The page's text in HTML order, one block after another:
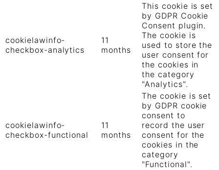
cookielawinfo-
checkbox-analytics
11
months
This cookie is set
by GDPR Cookie
Consent plugin.
The cookie is
used to store the
user consent for
the cookies in
the category
"Analytics".
cookielawinfo-
checkbox-functional
11
months
The cookie is set
by GDPR cookie
consent to
record the user
consent for the
cookies in the
category
"Functional".